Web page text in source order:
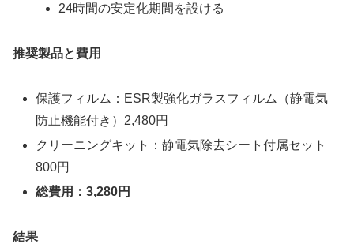
24時間の安定化期間を設ける
推奨製品と費用
保護フィルム：ESR製強化ガラスフィルム（静電気
防止機能付き）2,480円
クリーニングキット：静電気除去シート付属セット
800円
総費用：3,280円
結果